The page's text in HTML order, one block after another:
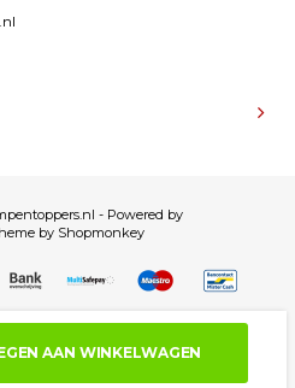
AAN WINKELWAGEN
- Powered by
by Shopmonkey